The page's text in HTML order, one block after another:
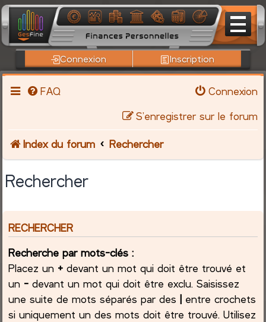
Connexion Inscription
FAQ
Connexion
S’enregistrer sur le forum
Index du forum Rechercher
Rechercher
RECHERCHER
Recherche par mots-clés :
Placez un + devant un mot qui doit être trouvé et
un - devant un mot qui doit être exclu. Saisissez
une suite de mots séparés par des | entre crochets
si uniquement un des mots doit être trouvé. Utilisez